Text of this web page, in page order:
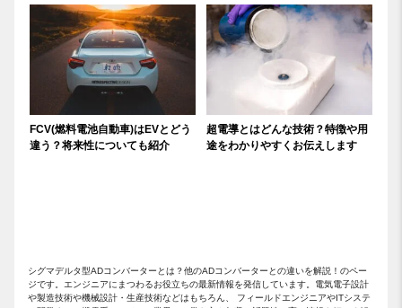
FCV(燃料電池自動車)はEVとどう
違う？将来性についても紹介
超電導とはどんな技術？特徴や用
途をわかりやすくお伝えします
シグマデルタ型ADコンバーターとは？他のADコンバーターとの違いを解説！のペー
ジです。エンジニアにまつわるお役立ちの最新情報を発信しています。電気電子設計
や製造技術や機械設計・生産技術などはもちろん、 フィールドエンジニアやITシステ